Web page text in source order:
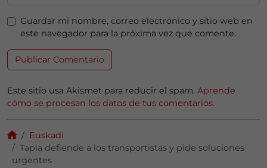
Guardar mi nombre, correo electrónico y sitio web en
este navegador para la próxima vez que comente.
Este sitio usa Akismet para reducir el spam. Aprende
cómo se procesan los datos de tus comentarios.
Euskadi
Tapia defiende a los transportistas y pide soluciones
urgentes